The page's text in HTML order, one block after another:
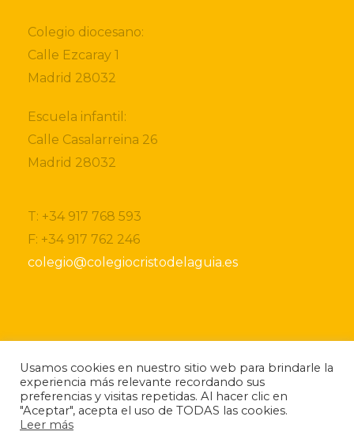
Colegio diocesano:
Calle Ezcaray 1
Madrid 28032
Escuela infantil:
Calle Casalarreina 26
Madrid 28032
T: +34 917 768 593
F: +34 917 762 246
colegio@colegiocristodelaguia.es
centro, por favor, no dude ponerse en contacto
con nosotros.
Si lo desea también puede descargarse nuestro
folletoinformativo.
Usamos cookies en nuestro sitio web para brindarle la
experiencia más relevante recordando sus
preferencias y visitas repetidas. Al hacer clic en
"Aceptar", acepta el uso de TODAS las cookies.
Leer más